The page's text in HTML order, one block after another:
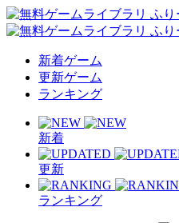
新着ゲーム
更新ゲーム
ランキング
新着
更新
ランキング